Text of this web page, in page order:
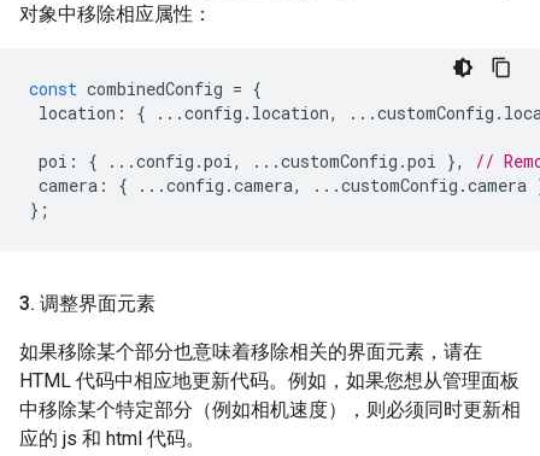
对象中移除相应属性：
const combinedConfig = {
location : { ...config . location, ...customConfig .
poi : { ...config .poi , ...customConfig .poi },
//
camera : { ...config .camera, ...customConfig .camera
};
3. 调整界面元素
如果移除某个部分也意味着移除相关的界面元素，请在
HTML 代码中相应地更新代码。例如，如果您想从管理面板
中移除某个特定部分（例如相机速度），则必须同时更新相
应的 js 和 html 代码。